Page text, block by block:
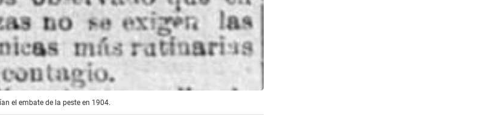
el embate de la peste en 1904.